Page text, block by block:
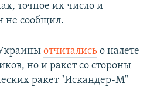
точное их число и
не сообщил.
отчитались о налете
но и ракет со стороны
ракет "Искандер-М"